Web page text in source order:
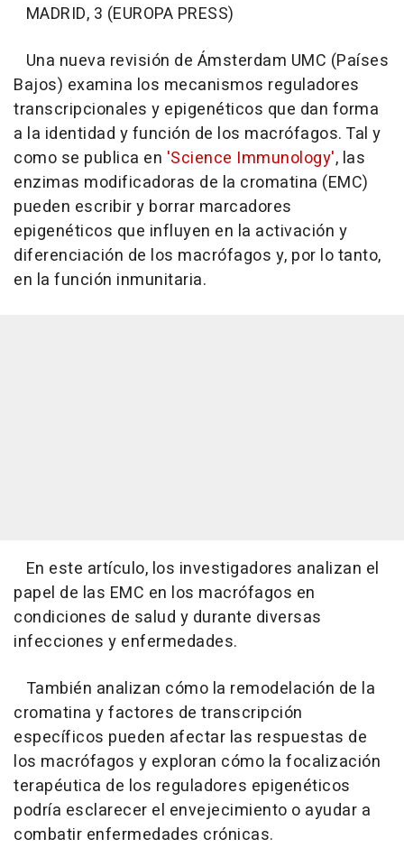
MADRID, 3 (EUROPA PRESS)
Una nueva revisión de Ámsterdam UMC (Países
Bajos) examina los mecanismos reguladores
transcripcionales y epigenéticos que dan forma
a la identidad y función de los macrófagos. Tal y
como se publica en 'Science Immunology', las
enzimas modificadoras de la cromatina (EMC)
pueden escribir y borrar marcadores
epigenéticos que influyen en la activación y
diferenciación de los macrófagos y, por lo tanto,
en la función inmunitaria.
En este artículo, los investigadores analizan el
papel de las EMC en los macrófagos en
condiciones de salud y durante diversas
infecciones y enfermedades.
También analizan cómo la remodelación de la
cromatina y factores de transcripción
específicos pueden afectar las respuestas de
los macrófagos y exploran cómo la focalización
terapéutica de los reguladores epigenéticos
podría esclarecer el envejecimiento o ayudar a
combatir enfermedades crónicas.